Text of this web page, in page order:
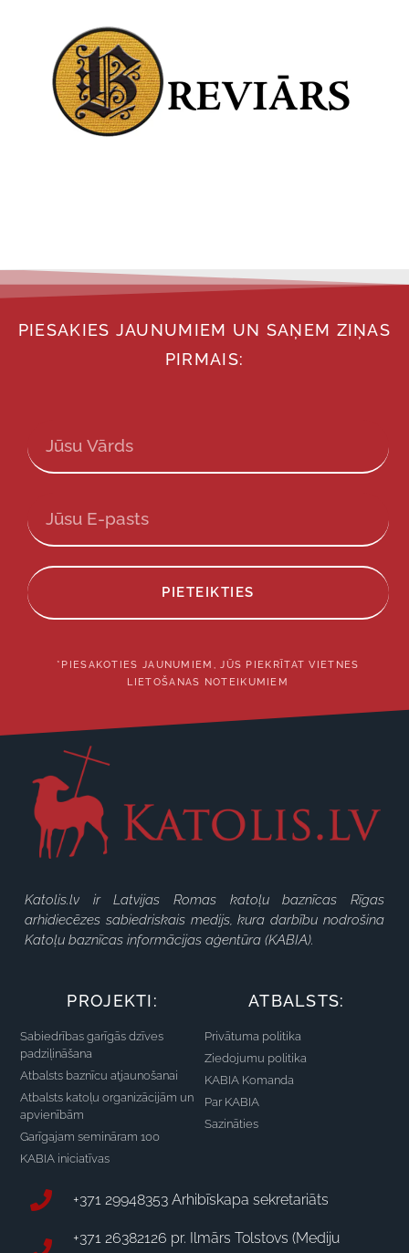
PIESAKIES JAUNUMIEM UN SAŅEM ZIŅAS
PIRMAIS:
PIETEIKTIES
*PIESAKOTIES JAUNUMIEM, JŪS PIEKRĪTAT VIETNES
LIETOŠANAS NOTEIKUMIEM
Katolis.lv ir Latvijas Romas katoļu baznīcas Rīgas
arhidiecēzes sabiedriskais medijs, kura darbību nodrošina
Katoļu baznīcas informācijas aģentūra (KABIA).
PROJEKTI:
Sabiedrības garīgās dzīves
padziļināšana
Atbalsts baznīcu atjaunošanai
Atbalsts katoļu organizācijām un
apvienībām
Garīgajam semināram 100
KABIA iniciatīvas
ATBALSTS:
Privātuma politika
Ziedojumu politika
KABIA Komanda
Par KABIA
Sazināties
+371 29948353 Arhibīskapa sekretariāts
+371 26382126 pr. Ilmārs Tolstovs (Mediju